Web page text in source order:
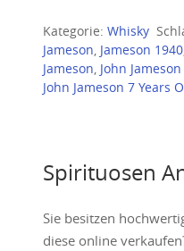
Kategorie: Whisky
Jameson, Jameson 1940
Jameson, John
John Jameson 7 Years
Spirituosen
Sie besitzen
diese online